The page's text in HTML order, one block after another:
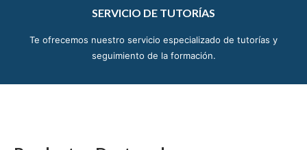
SERVICIO DE TUTORÍAS
Te ofrecemos nuestro servicio especializado de tutorías y
seguimiento de la formación.